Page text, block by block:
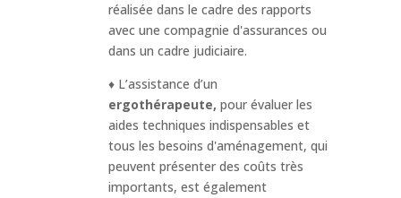
réalisée dans le cadre des rapports
avec une compagnie d'assurances ou
dans un cadre judiciaire.
♦ L’assistance d’un
ergothérapeute, pour évaluer les
aides techniques indispensables et
tous les besoins d'aménagement, qui
peuvent présenter des coûts très
importants, est également